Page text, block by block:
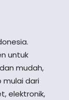
untuk
mudah,
mulai dari
elektronik,